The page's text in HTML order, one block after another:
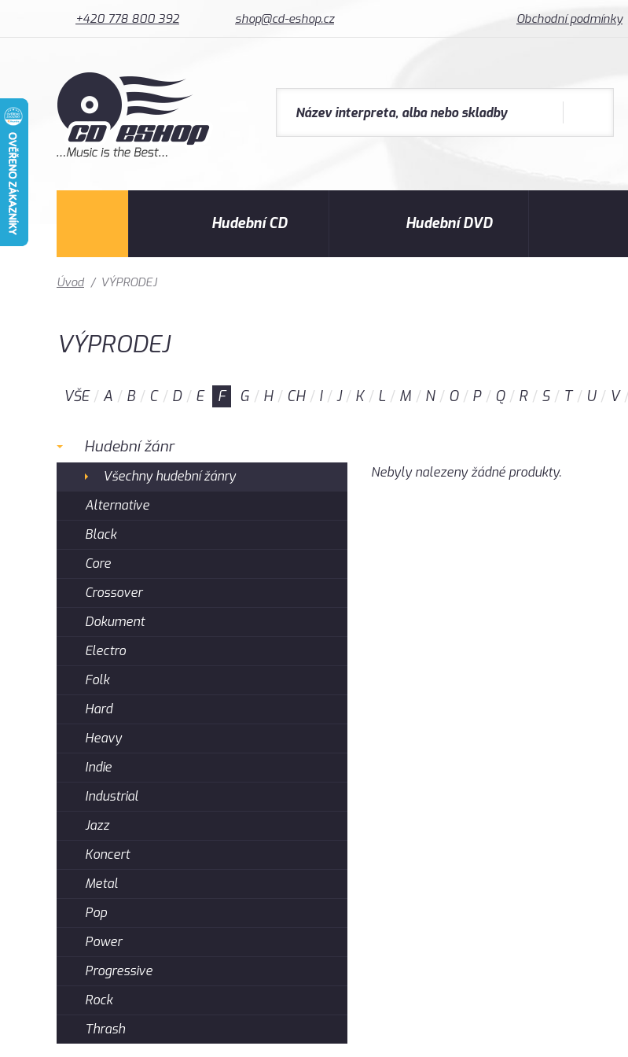
+420 778 800 392 shop@cd-eshop.cz Obchodní podmínky
Hudební CD Hudební DVD
Úvod / VÝPRODEJ
VÝPRODEJ
VŠE A B C D E F G H CH I J K L M N O P Q R S T U V
Hudební žánr
Všechny hudební žánry
Alternative
Black
Core
Crossover
Dokument
Electro
Folk
Hard
Heavy
Indie
Industrial
Jazz
Koncert
Metal
Pop
Power
Progressive
Rock
Thrash
Nebyly nalezeny žádné produkty.